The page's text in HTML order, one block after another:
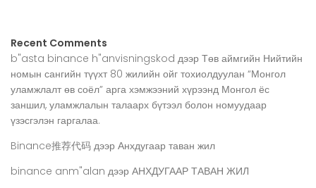
Recent Comments
b"asta binance h"anvisningskod дээр Төв аймгийн Нийтийн
номын сангийн түүхт 80 жилийн ойг тохиолдуулан “Монгол
уламжлалт өв соёл” арга хэмжээний хүрээнд Монгол ёс
заншил, уламжлалын талаарх бүтээл болон номуудаар
үзэсгэлэн гаргалаа.
Binance推荐代码 дээр Анхдугаар таван жил
binance anm"alan дээр АНХДУГААР ТАВАН ЖИЛ